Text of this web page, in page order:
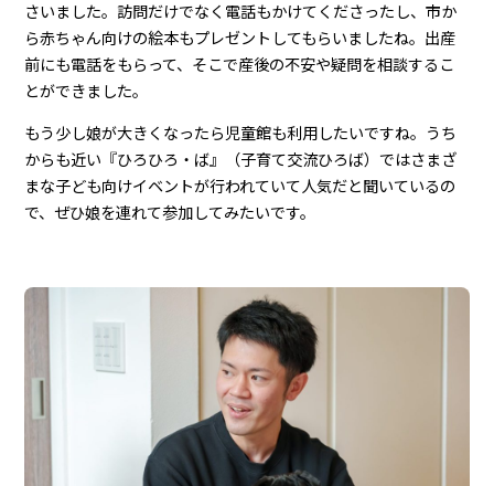
さいました。訪問だけでなく電話もかけてくださったし、市か
ら赤ちゃん向けの絵本もプレゼントしてもらいましたね。出産
前にも電話をもらって、そこで産後の不安や疑問を相談するこ
とができました。
もう少し娘が大きくなったら児童館も利用したいですね。うち
からも近い『ひろひろ・ば』（子育て交流ひろば）ではさまざ
まな子ども向けイベントが行われていて人気だと聞いているの
で、ぜひ娘を連れて参加してみたいです。